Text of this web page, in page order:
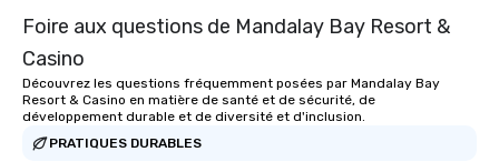
Foire aux questions de Mandalay Bay Resort &
Casino
Découvrez les questions fréquemment posées par Mandalay Bay
Resort & Casino en matière de santé et de sécurité, de
développement durable et de diversité et d'inclusion.
PRATIQUES DURABLES